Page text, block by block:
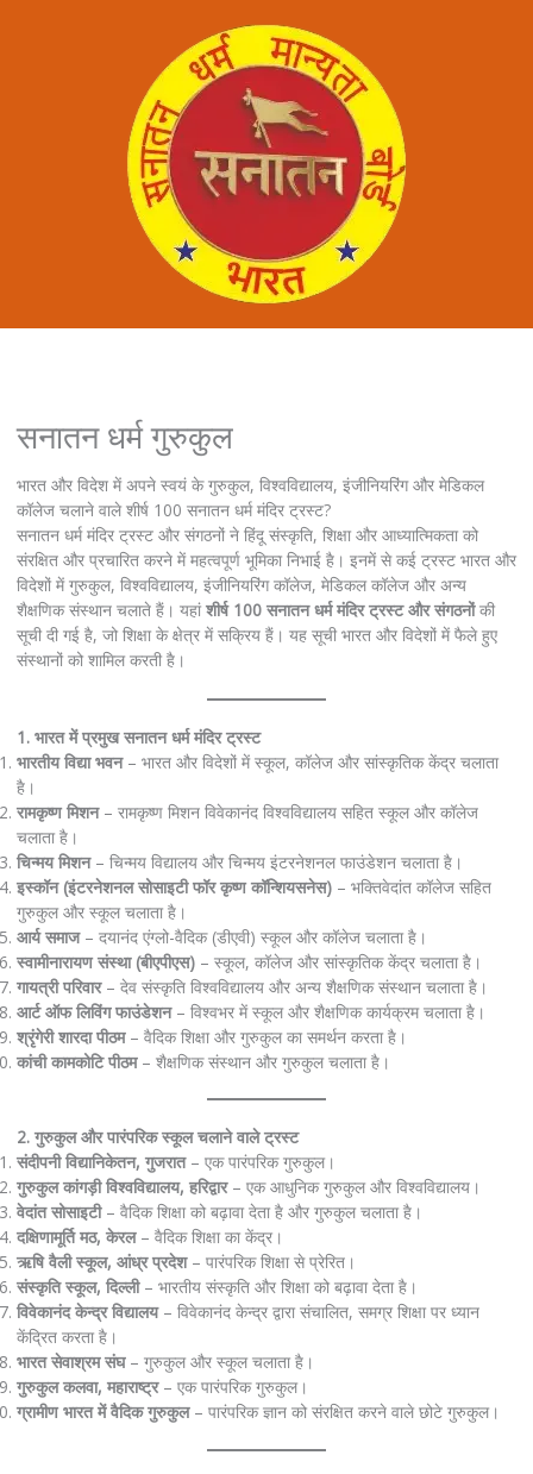
सनातन धर्म गुरुकुल
भारत और विदेश में अपने स्वयं के गुरुकुल, विश्वविद्यालय, इंजीनियरिंग और मेडिकल
कॉलेज चलाने वाले शीर्ष 100 सनातन धर्म मंदिर ट्रस्ट?
सनातन धर्म मंदिर ट्रस्ट और संगठनों ने हिंदू संस्कृति, शिक्षा और आध्यात्मिकता को
संरक्षित और प्रचारित करने में महत्वपूर्ण भूमिका निभाई है। इनमें से कई ट्रस्ट भारत और
विदेशों में गुरुकुल, विश्वविद्यालय, इंजीनियरिंग कॉलेज, मेडिकल कॉलेज और अन्य
शैक्षणिक संस्थान चलाते हैं। यहां शीर्ष 100 सनातन धर्म मंदिर ट्रस्ट और संगठनोंकी
सूची दी गई है, जो शिक्षा के क्षेत्र में सक्रिय हैं। यह सूची भारत और विदेशों में फैले हुए
संस्थानों को शामिल करती है।
1. भारत में प्रमुख सनातन धर्म मंदिर ट्रस्ट
भारतीय विद्या भवन– भारत और विदेशों में स्कूल, कॉलेज और सांस्कृतिक केंद्र चलाता
है।
रामकृष्ण मिशन– रामकृष्ण मिशन विवेकानंद विश्वविद्यालय सहित स्कूल और कॉलेज
चलाता है।
चिन्मय मिशन– चिन्मय विद्यालय और चिन्मय इंटरनेशनल फाउंडेशन चलाता है।
इस्कॉन (इंटरनेशनल सोसाइटी फॉर कृष्ण कॉन्शियसनेस)– भक्तिवेदांत कॉलेज सहित
गुरुकुल और स्कूल चलाता है।
आर्य समाज– दयानंद एंग्लो-वैदिक (डीएवी) स्कूल और कॉलेज चलाता है।
स्वामीनारायण संस्था (बीएपीएस)– स्कूल, कॉलेज और सांस्कृतिक केंद्र चलाता है।
गायत्री परिवार– देव संस्कृति विश्वविद्यालय और अन्य शैक्षणिक संस्थान चलाता है।
आर्ट ऑफ लिविंग फाउंडेशन– विश्वभर में स्कूल और शैक्षणिक कार्यक्रम चलाता है।
श्रृंगेरी शारदा पीठम– वैदिक शिक्षा और गुरुकुल का समर्थन करता है।
कांची कामकोटि पीठम– शैक्षणिक संस्थान और गुरुकुल चलाता है।
2. गुरुकुल और पारंपरिक स्कूल चलाने वाले ट्रस्ट
संदीपनी विद्यानिकेतन, गुजरात– एक पारंपरिक गुरुकुल।
गुरुकुल कांगड़ी विश्वविद्यालय, हरिद्वार– एक आधुनिक गुरुकुल और विश्वविद्यालय।
वेदांत सोसाइटी– वैदिक शिक्षा को बढ़ावा देता है और गुरुकुल चलाता है।
दक्षिणामूर्ति मठ, केरल– वैदिक शिक्षा का केंद्र।
ऋषि वैली स्कूल, आंध्र प्रदेश– पारंपरिक शिक्षा से प्रेरित।
संस्कृति स्कूल, दिल्ली– भारतीय संस्कृति और शिक्षा को बढ़ावा देता है।
विवेकानंद केन्द्र विद्यालय– विवेकानंद केन्द्र द्वारा संचालित, समग्र शिक्षा पर ध्यान
केंद्रित करता है।
भारत सेवाश्रम संघ– गुरुकुल और स्कूल चलाता है।
गुरुकुल कलवा, महाराष्ट्र– एक पारंपरिक गुरुकुल।
ग्रामीण भारत में वैदिक गुरुकुल– पारंपरिक ज्ञान को संरक्षित करने वाले छोटे गुरुकुल।